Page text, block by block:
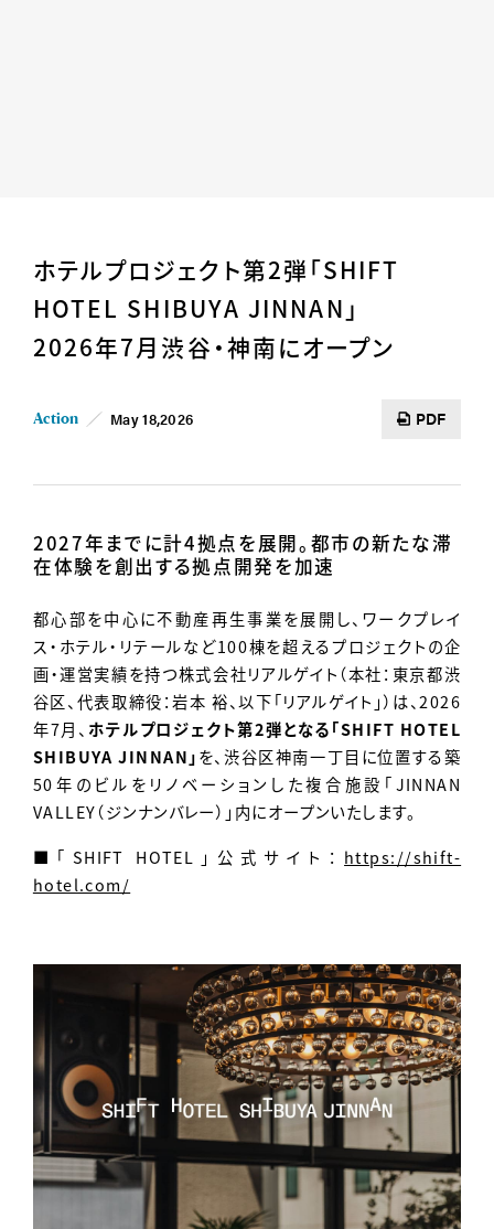
ホテルプロジェクト第2弾「SHIFT
HOTEL SHIBUYA JINNAN」
2026年7月渋谷・神南にオープン
Action May 18,2026 PDF
2027年までに計4拠点を展開。都市の新たな滞
在体験を創出する拠点開発を加速
都心部を中心に不動産再生事業を展開し、ワークプレイ
ス・ホテル・リテールなど100棟を超えるプロジェクトの企
画・運営実績を持つ株式会社リアルゲイト（本社：東京都渋
谷区、代表取締役：岩本 裕、以下「リアルゲイト」）は、2026
年7月、 ホテルプロジェクト第2弾となる「SHIFT HOTEL
SHIBUYA JINNAN」を、渋谷区神南一丁目に位置する築
50年のビルをリノベーションした複合施設「JINNAN
VALLEY（ジンナンバレー）」内にオープンいたします。
■「SHIFT HOTEL」公式サイト： https://shift-
hotel.com/
Business
For Owner
Works
Cases
Company
Career/Recruit
Movies